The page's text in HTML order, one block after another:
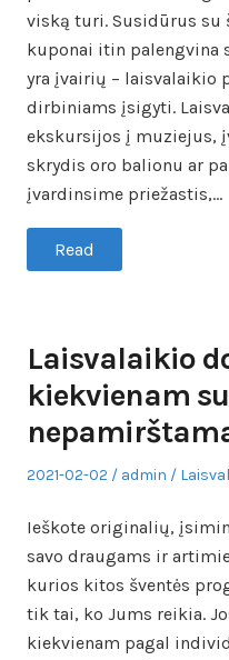
viską turi. Susidūrus su
kuponai itin palengvina
yra įvairių – laisvalaikio
dirbiniams įsigyti.
ekskursijos į muziejus,
skrydis oro balionu ar
įvardinsime priežastis,…
Read
Laisvalaikio
kiekvienam
Posted
2021-02-02 Author
admin
Posted
Ieškote originalių,
savo draugams ir
kurios kitos šventės
tik tai, ko Jums reikia.
kiekvienam pagal